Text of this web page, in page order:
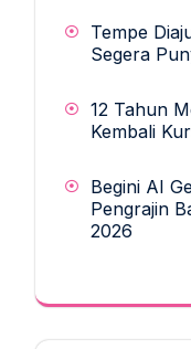
Tempe
Segera
12 Tahun
Kembali
Begini AI
Pengrajin
2026